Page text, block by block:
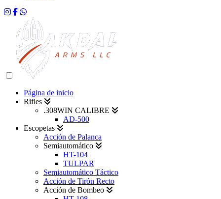
Página de inicio
Rifles
.308WIN CALIBRE
AD-500
Escopetas
Acción de Palanca
Semiautomático
HT-104
TULPAR
Semiautomático Táctico
Acción de Tirón Recto
Acción de Bombeo